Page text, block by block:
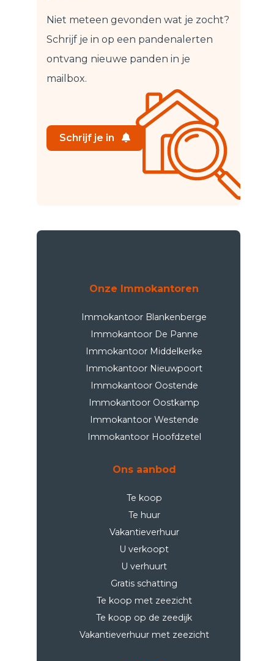
Niet meteen gevonden wat je zocht?
Schrijf je in op een pandenalerten
ontvang nieuwe panden in je
mailbox.
Schrijf je in
Onze Immokantoren
Immokantoor Blankenberge
Immokantoor De Panne
Immokantoor Middelkerke
Immokantoor Nieuwpoort
Immokantoor Oostende
Immokantoor Oostkamp
Immokantoor Westende
Immokantoor Hoofdzetel
Ons aanbod
Te koop
Te huur
Vakantieverhuur
U verkoopt
U verhuurt
Gratis schatting
Te koop met zeezicht
Te koop op de zeedijk
Vakantieverhuur met zeezicht